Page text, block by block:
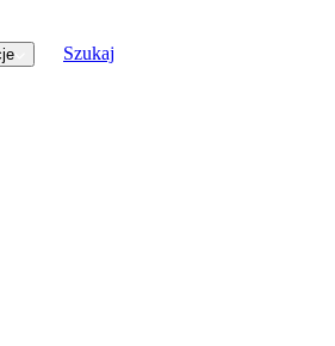
Szukaj